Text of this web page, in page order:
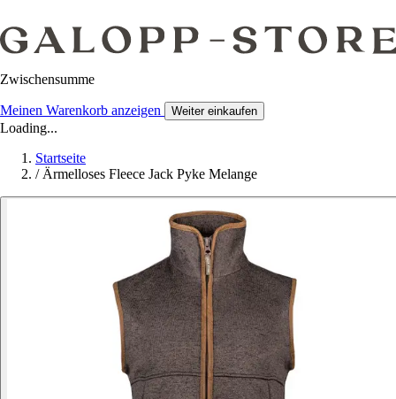
Zwischensumme
Meinen Warenkorb anzeigen Weiter einkaufen
Loading...
Startseite
/ Ärmelloses Fleece Jack Pyke Melange